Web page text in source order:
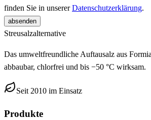
finden Sie in unserer Datenschutzerklärung.
absenden
Streusalzalternative
Das umweltfreundliche Auftausalz aus
abbaubar, chlorfrei und bis −50 °C wirksam.
Seit 2010 im Einsatz
Produkte